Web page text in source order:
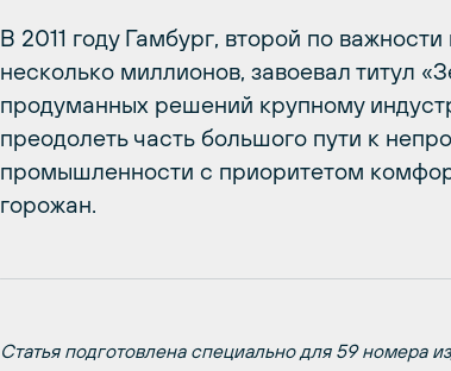
В 2011 году Гамбург, второй по
несколько миллионов, завоевал титул
продуманных решений крупному
преодолеть часть большого пути к
промышленности с приоритетом
горожан.
Статья подготовлена специально для 59 номера